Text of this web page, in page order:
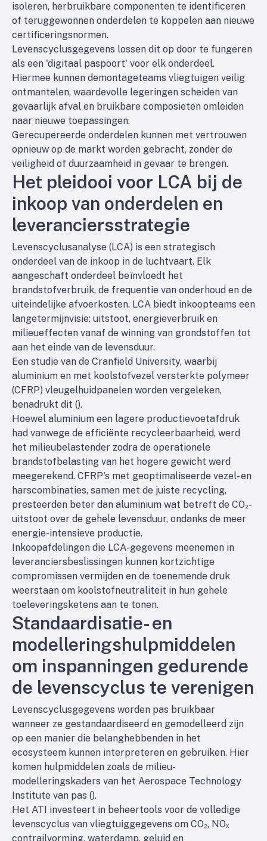
isoleren, herbruikbare componenten te identificeren
of teruggewonnen onderdelen te koppelen aan nieuwe
certificeringsnormen.
Levenscyclusgegevens lossen dit op door te fungeren
als een 'digitaal paspoort' voor elk onderdeel.
Hiermee kunnen demontageteams vliegtuigen veilig
ontmantelen, waardevolle legeringen scheiden van
gevaarlijk afval en bruikbare composieten omleiden
naar nieuwe toepassingen.
Gerecupereerde onderdelen kunnen met vertrouwen
opnieuw op de markt worden gebracht, zonder de
veiligheid of duurzaamheid in gevaar te brengen.
Het pleidooi voor LCA bij de
inkoop van onderdelen en
leveranciersstrategie
Levenscyclusanalyse (LCA) is een strategisch
onderdeel van de inkoop in de luchtvaart. Elk
aangeschaft onderdeel beïnvloedt het
brandstofverbruik, de frequentie van onderhoud en de
uiteindelijke afvoerkosten. LCA biedt inkoopteams een
langetermijnvisie: uitstoot, energieverbruik en
milieueffecten vanaf de winning van grondstoffen tot
aan het einde van de levensduur.
Een studie van de Cranfield University, waarbij
aluminium en met koolstofvezel versterkte polymeer
(CFRP) vleugelhuidpanelen worden vergeleken,
benadrukt dit ().
Hoewel aluminium een lagere productievoetafdruk
had vanwege de efficiënte recycleerbaarheid, werd
het milieubelastender zodra de operationele
brandstofbelasting van het hogere gewicht werd
meegerekend. CFRP's met geoptimaliseerde vezel- en
harscombinaties, samen met de juiste recycling,
presteerden beter dan aluminium wat betreft de CO₂-
uitstoot over de gehele levensduur, ondanks de meer
energie-intensieve productie.
Inkoopafdelingen die LCA-gegevens meenemen in
leveranciersbeslissingen kunnen kortzichtige
compromissen vermijden en de toenemende druk
weerstaan om koolstofneutraliteit in hun gehele
toeleveringsketens aan te tonen.
Standaardisatie- en
modelleringshulpmiddelen
om inspanningen gedurende
de levenscyclus te verenigen
Levenscyclusgegevens worden pas bruikbaar
wanneer ze gestandaardiseerd en gemodelleerd zijn
op een manier die belanghebbenden in het
ecosysteem kunnen interpreteren en gebruiken. Hier
komen hulpmiddelen zoals de milieu-
modelleringskaders van het Aerospace Technology
Institute van pas ().
Het ATI investeert in beheertools voor de volledige
levenscyclus van vliegtuiggegevens om CO₂, NOₓ
contrailvorming, waterdamp, geluid en